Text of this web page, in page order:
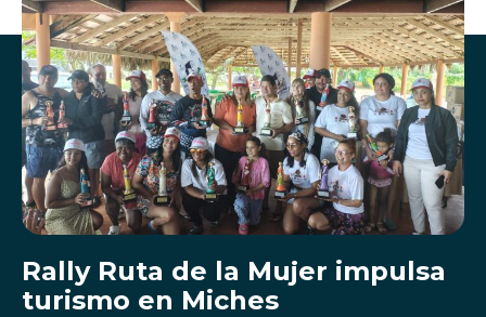
Rally Ruta de la Mujer impulsa
turismo en Miches